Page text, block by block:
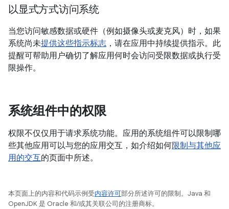
以显式方式访问系统
当您访问敏感数据或硬件（例如摄像头或麦克风）时，如果
系统尚未提供这些指示标志 ，请在应用中持续提供指示。此
提醒可帮助用户确切了解应用何时会访问受限数据或执行受
限操作。
系统组件中的权限
权限不仅仅用于请求系统功能。应用的系统组件可以限制哪
些其他应用可以与您的应用交互，如介绍如何限制与其他应
用的交互的页面中所述。
本页面上的内容和代码示例受内容许可部分所述许可的限制。Java 和
OpenJDK 是 Oracle 和/或其关联公司的注册商标。